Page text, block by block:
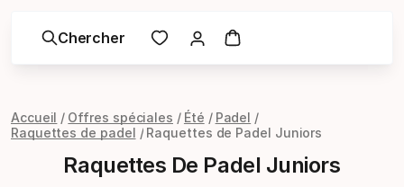
Chercher
Accueil Offres spéciales Été
Padel
Raquettes de padel
Raquettes de Padel Juniors
Raquettes De Padel Juniors